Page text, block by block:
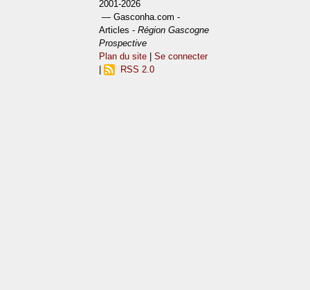
2001-2026
— Gasconha.com -
Articles -Région Gascogne
Prospective
Plan du site |Se connecter
RSS 2.0